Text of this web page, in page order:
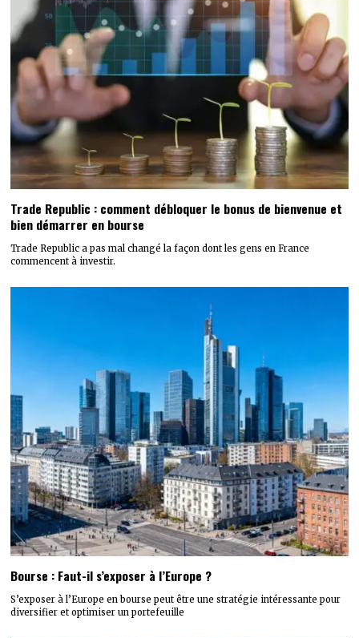
Trade Republic : comment débloquer le bonus de bienvenue et
bien démarrer en bourse
Trade Republic a pas mal changé la façon dont les gens en France
commencent à investir.
Bourse : Faut-il s’exposer à l’Europe ?
S’exposer à l’Europe en bourse peut être une stratégie intéressante pour
diversifier et optimiser un portefeuille